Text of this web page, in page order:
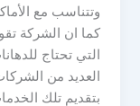
وتتناسب مع
كما ان الشركة
التي تحتاج
العديد من
بتقديم تلك